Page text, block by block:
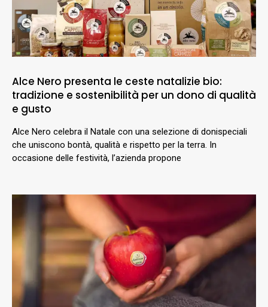
Alce Nero presenta le ceste natalizie bio:
tradizione e sostenibilità per un dono di qualità
e gusto
Alce Nero celebra il Natale con una selezione di donispeciali
che uniscono bontà, qualità e rispetto per la terra. In
occasione delle festività, l’azienda propone